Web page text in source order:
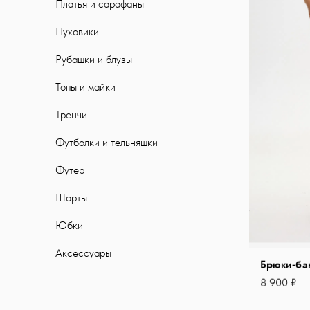
Платья и сарафаны
Пуховики
Рубашки и блузы
Топы и майки
Тренчи
Футболки и тельняшки
Футер
Шорты
Юбки
Аксессуары
Брюки-
8 900 ₽